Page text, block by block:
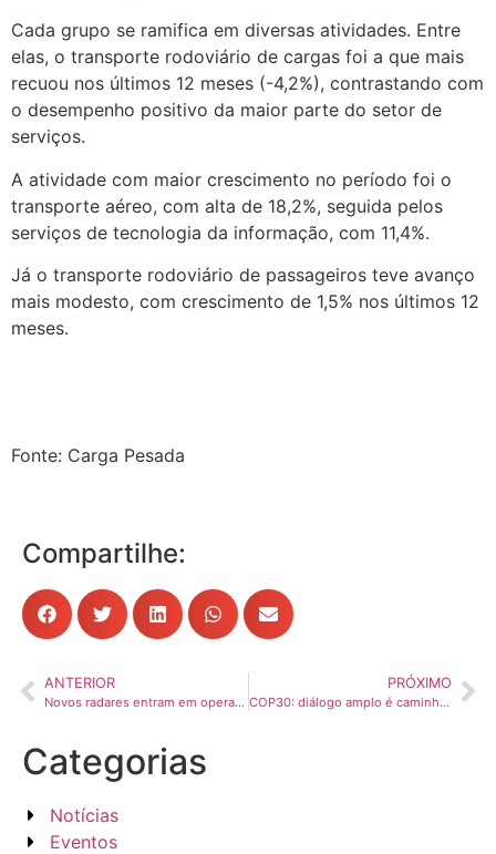
Cada grupo se ramifica em diversas atividades. Entre
elas, o transporte rodoviário de cargas foi a que mais
recuou nos últimos 12 meses (-4,2%), contrastando com
o desempenho positivo da maior parte do setor de
serviços.
A atividade com maior crescimento no período foi o
transporte aéreo, com alta de 18,2%, seguida pelos
serviços de tecnologia da informação, com 11,4%.
Já o transporte rodoviário de passageiros teve avanço
mais modesto, com crescimento de 1,5% nos últimos 12
meses.
Fonte: Carga Pesada
Compartilhe:
ANTERIOR
Novos radares entram em operação em rodovias da região de Campinas nesta quarta-feira
PRÓXIMO
COP30: diálogo amplo é caminho para avanço da descarbonização
Categorias
Notícias
Eventos